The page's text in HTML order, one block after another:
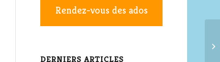
Rendez-vous des ados
DERNIERS ARTICLES